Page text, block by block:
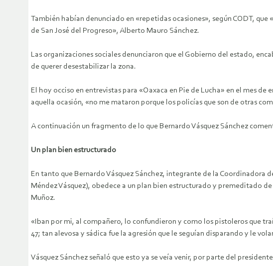
También habían denunciado en «repetidas ocasiones», según CODT,
de San José del Progreso», Alberto Mauro Sánchez.
Las organizaciones sociales denunciaron que el Gobierno del estado,
de querer desestabilizar la zona.
El hoy occiso en entrevistas para «Oaxaca en Pie de Lucha» en el mes
aquella ocasión, «no me mataron porque los policías que son de otras
A continuación un fragmento de lo que Bernardo Vásquez Sánchez
Un plan bien estructurado
En tanto que Bernardo Vásquez Sánchez, integrante de la
Méndez Vásquez), obedece a un plan bien estructurado y premeditado
Muñoz.
«Iban por mi, al compañero, lo confundieron y como los pistoleros que
47; tan alevosa y sádica fue la agresión que le seguían disparando y le
Vásquez Sánchez señaló que esto ya se veía venir, por parte del